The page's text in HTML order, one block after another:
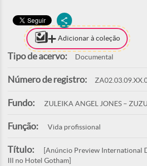
Adicionar à coleção
Tipo de acervo: Documental
Número de registro:
Fundo: ZULEIKA ANGEL JONES –
Função: Vida profissional
Título:
[Anúncio Preview International
III no Hotel Gotham]